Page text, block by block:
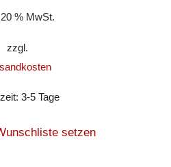
% MwSt.
zzgl.
3-5 Tage
setzen